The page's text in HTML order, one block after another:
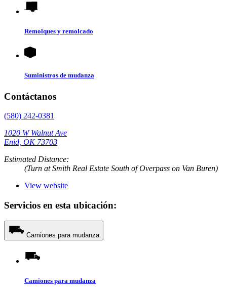
Remolques y remolcado
Suministros de mudanza
Contáctanos
(580) 242-0381
1020 W Walnut Ave
Enid, OK 73703
Estimated Distance:
(Turn at Smith Real Estate South of Overpass on Van Buren)
View website
Servicios en esta ubicación:
Camiones para mudanza
Camiones para mudanza